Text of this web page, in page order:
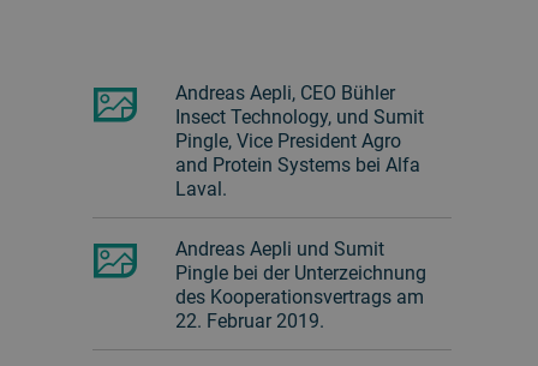
Andreas Aepli, CEO Bühler
Insect Technology, und Sumit
Pingle, Vice President Agro
and Protein Systems bei Alfa
Laval.
Andreas Aepli und Sumit
Pingle bei der Unterzeichnung
des Kooperationsvertrags am
22. Februar 2019.